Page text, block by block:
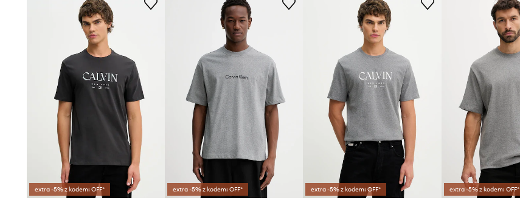
extra -5% z kodem: OFF* extra -5% z kodem: OFF* extra -5% z kodem: OFF* extra -5% z kodem: OFF*